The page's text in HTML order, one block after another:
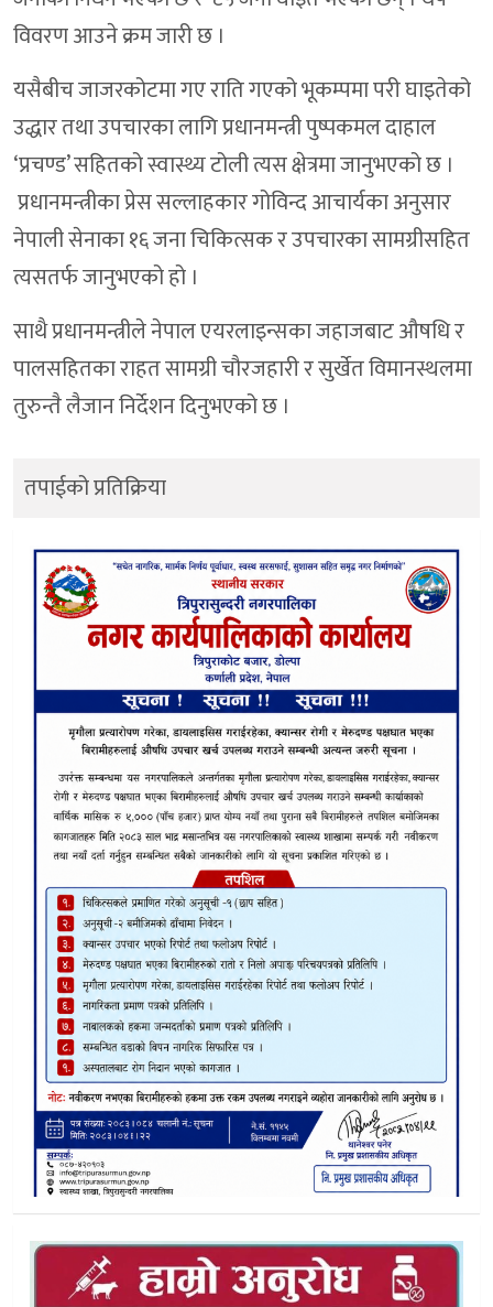
विवरण आउने क्रम जारी छ ।
यसैबीच जाजरकोटमा गए राति गएको भूकम्पमा परी घाइतेको
उद्धार तथा उपचारका लागि प्रधानमन्त्री पुष्पकमल दाहाल
‘प्रचण्ड’ सहितको स्वास्थ्य टोली त्यस क्षेत्रमा जानुभएको छ ।
प्रधानमन्त्रीका प्रेस सल्लाहकार गोविन्द आचार्यका अनुसार
नेपाली सेनाका १६ जना चिकित्सक र उपचारका सामग्रीसहित
त्यसतर्फ जानुभएको हो ।
साथै प्रधानमन्त्रीले नेपाल एयरलाइन्सका जहाजबाट औषधि र
पालसहितका राहत सामग्री चौरजहारी र सुर्खेत विमानस्थलमा
तुरुन्तै लैजान निर्देशन दिनुभएको छ ।
तपाईको प्रतिक्रिया